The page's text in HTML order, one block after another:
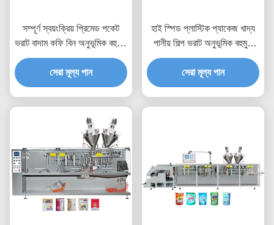
সম্পূর্ণ স্বয়ংক্রিয় প্রিমেড পকেট
ভরাট বাদাম কফি বিন অনুভূমিক বহুমুখী
প্যাকেজিং মেশিন
সেরা মূল্য পান
হাই স্পিড প্লাস্টিক প্যাকেজ খাদ্য
পানীয় শিল্প ভরাট অনুভূমিক বহুমুখী
প্যাকেজিং মেশিন
সেরা মূল্য পান